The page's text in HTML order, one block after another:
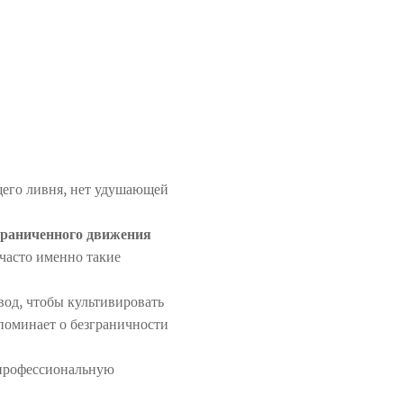
ливня, нет удушающей
движения
именно такие
чтобы культивировать
о безграничности